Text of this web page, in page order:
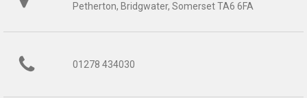
Petherton, Bridgwater, Somerset TA6 6FA
01278 434030